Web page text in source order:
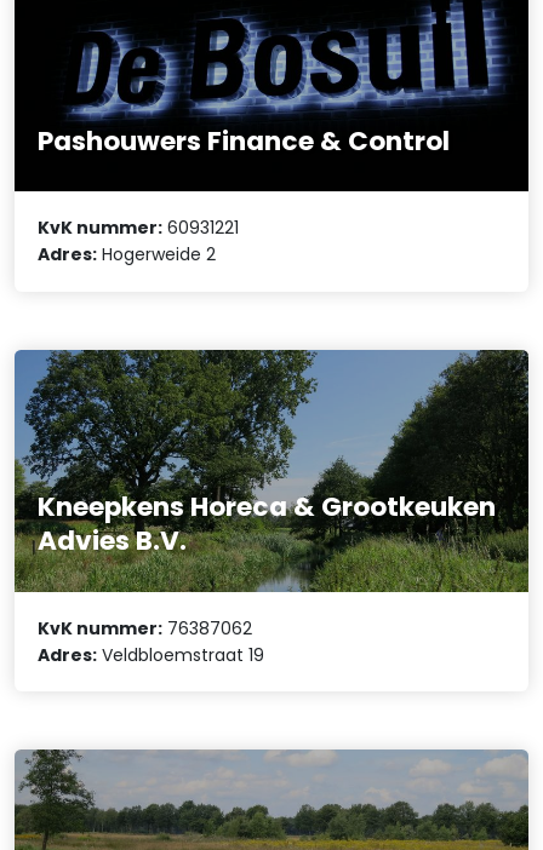
Pashouwers Finance & Control
KvK nummer: 60931221
Adres: Hogerweide 2
Kneepkens Horeca & Grootkeuken
Advies B.V.
KvK nummer: 76387062
Adres: Veldbloemstraat 19